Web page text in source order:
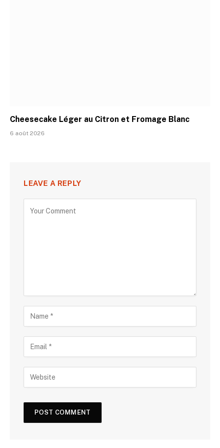
Cheesecake Léger au Citron et Fromage Blanc
6 août 2026
LEAVE A REPLY